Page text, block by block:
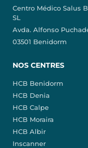
Centro Médico Salus
SL
Avda. Alfonso
03501 Benidorm
NOS CENTRES
HCB Benidorm
HCB Denia
HCB Calpe
HCB Moraira
HCB Albir
Inscanner